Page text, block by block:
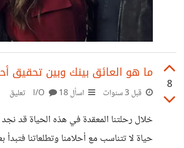
8
ما هو العائق بينك وبين تحقيق
قبل 3 سنوات اسأل I/O18 تعليق
خلال رحلتنا المعقدة في هذه الحياة قد
حياة لا تتناسب مع أحلامنا وتطلعاتنا